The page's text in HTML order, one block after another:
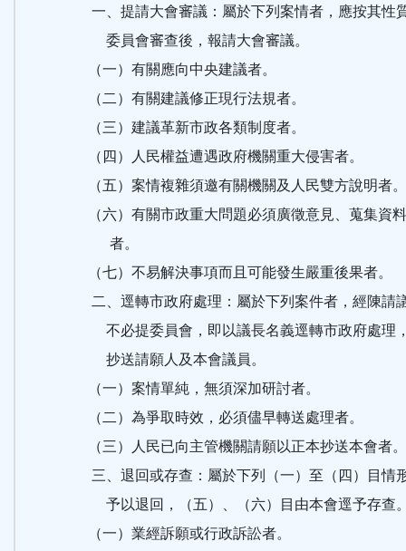
一、提請大會審議：屬於下列案情者，應按其性
委員會審查後，報請大會審議。
（一）有關應向中央建議者。
（二）有關建議修正現行法規者。
（三）建議革新市政各類制度者。
（四）人民權益遭遇政府機關重大侵害者。
（五）案情複雜須邀有關機關及人民雙方說明者。
（六）有關市政重大問題必須廣徵意見、蒐集資
者。
（七）不易解決事項而且可能發生嚴重後果者。
二、逕轉市政府處理：屬於下列案件者，經陳請
不必提委員會，即以議長名義逕轉市政府處理
抄送請願人及本會議員。
（一）案情單純，無須深加研討者。
（二）為爭取時效，必須儘早轉送處理者。
（三）人民已向主管機關請願以正本抄送本會者。
三、退回或存查：屬於下列（一）至（四）目情
予以退回，（五）、（六）目由本會逕予存查
（一）業經訴願或行政訴訟者。